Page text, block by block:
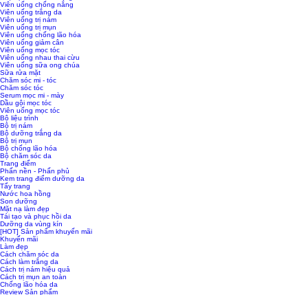
Viên uống chống nắng
Viên uống trắng da
Viên uống trị nám
Viên uống trị mụn
Viên uống chống lão hóa
Viên uống giảm cân
Viên uống mọc tóc
Viên uống nhau thai cừu
Viên uống sữa ong chúa
Sữa rửa mặt
Chăm sóc mi - tóc
Chăm sóc tóc
Serum mọc mi - mày
Dầu gội mọc tóc
Viên uống mọc tóc
Bộ liệu trình
Bộ trị nám
Bộ dưỡng trắng da
Bộ trị mụn
Bộ chống lão hóa
Bộ chăm sóc da
Trang điểm
Phấn nền - Phấn phủ
Kem trang điểm dưỡng da
Tẩy trang
Nước hoa hồng
Son dưỡng
Mặt nạ làm đẹp
Tái tạo và phục hồi da
Dưỡng da vùng kín
[HOT] Sản phẩm khuyến mãi
Khuyến mãi
Làm đẹp
Cách chăm sóc da
Cách làm trắng da
Cách trị nám hiệu quả
Cách trị mụn an toàn
Chống lão hóa da
Review Sản phẩm